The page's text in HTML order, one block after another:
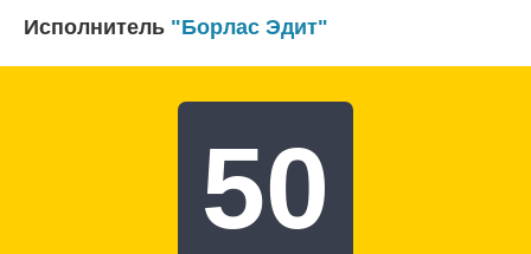
Исполнитель "Борлас Эдит"
50